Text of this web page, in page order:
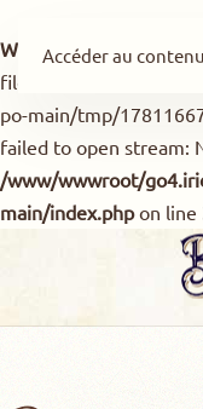
Warning:
file_put_contents(/
po-main/tmp/
failed to open stream:
/www/wwwroot/
main/index.phpon line
Accéder au